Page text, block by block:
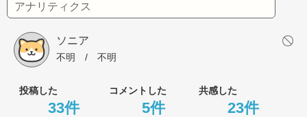
アナリティクス
ソニア
不明 / 不明
投稿した コメントした 共感した
33件 5件 23件